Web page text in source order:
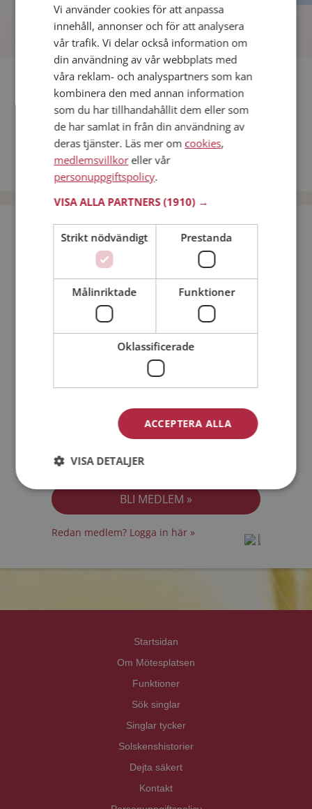
Fler singlar
Andra singlar från Eslöv
Män från Eslöv
Dejta kvinnor i Sverige
Dejta män i Sverige
Bli medlem utan kostnad!
Min ålder:
Jag accepterar Personuppgiftspolicyn
Redan medlem? Logga in här »
Startsidan
Om Mötesplatsen
Funktioner
Sök singlar
Singlar tycker
Solskenshistorier
Dejta säkert
Kontakt
Vi använder cookies för att anpassa
innehåll, annonser och för att analysera
vår trafik. Vi delar också information om
din användning av vår webbplats med
våra reklam- och analyspartners som kan
kombinera den med annan information
som du har tillhandahållit dem eller som
de har samlat in från din användning av
deras tjänster. Läs mer om cookies,
medlemsvillkoreller vår
personuppgiftspolicy.
VISA ALLA PARTNERS(1910) →
Strikt nödvändigt Prestanda
Målinriktade Funktioner
Oklassificerade
ACCEPTERA ALLA
VISA DETALJER